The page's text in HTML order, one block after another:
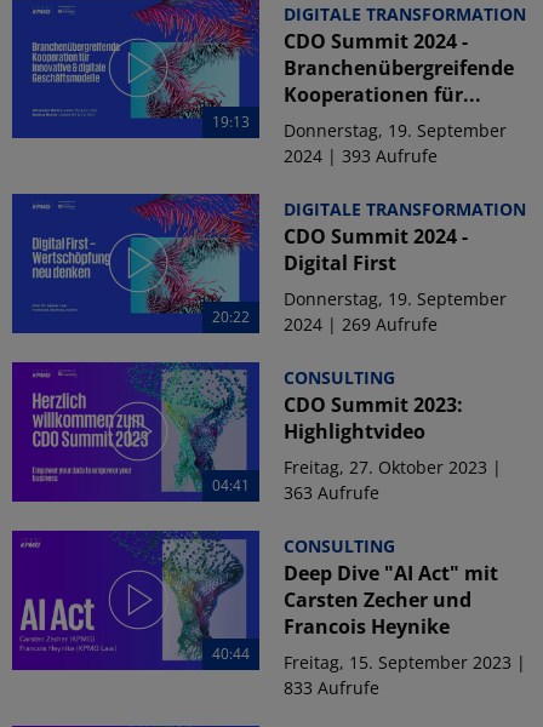
19:13
DIGITALE TRANSFORMATION
CDO Summit 2024 -
Branchenübergreifende
Kooperationen für...
Donnerstag, 19. September
2024 | 393 Aufrufe
20:22
DIGITALE TRANSFORMATION
CDO Summit 2024 -
Digital First
Donnerstag, 19. September
2024 | 269 Aufrufe
04:41
CONSULTING
CDO Summit 2023:
Highlightvideo
Freitag, 27. Oktober 2023 |
363 Aufrufe
40:44
CONSULTING
Deep Dive "AI Act" mit
Carsten Zecher und
Francois Heynike
Freitag, 15. September 2023 |
833 Aufrufe